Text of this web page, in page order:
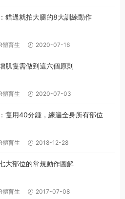
錯過就拍大腿的8大訓練動作
體育生 2020-07-16
肌隻需做到這六個原則
體育生 2020-07-03
隻用40分鍾，練遍全身所有部位
體育生 2018-12-28
大部位的常規動作圖解
體育生 2017-07-08